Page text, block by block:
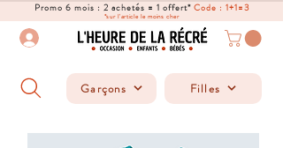
Promo 6 mois : 2 achetés = 1 offert*Code : 1+1=3
*sur l'article le moins cher
Garçons Filles